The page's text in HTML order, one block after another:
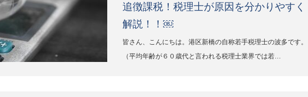
追徴課税！税理士が原因を分かりやすく
解説！！￼
皆さん、こんにちは。港区新橋の自称若手税理士の波多です。
（平均年齢が６０歳代と言われる税理士業界では若…